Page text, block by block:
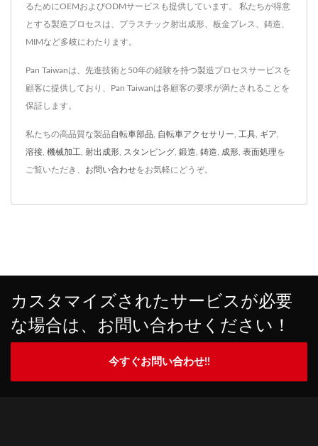
るためにOEMおよびODMサービスも提供しています。 私たちが得意
とする製造プロセスは、プラスチック射出成形、板金プレス、鋳造、
MIMなど多岐にわたります。
Pan Taiwanは、先進技術と50年の経験を持つ製造プロセスサービスを
顧客に提供しており、Pan Taiwanは各顧客の要求が満たされることを
保証します。
私たちの高品質な製品 自転車部品 自転車アクセサリー 工具 ギア
溶接 機械加工 射出成形 スタンピング 鍛造 鋳造 成形 表面処理を
ご覧いただき、 お問い合わせをお気軽にどうぞ。
カスタマイズされたサービスが必要
な場合は、お問い合わせください！
今すぐお問い合わせ!!